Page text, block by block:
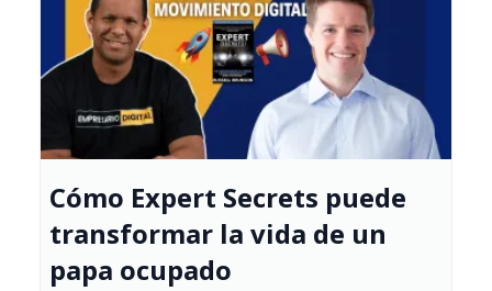
Cómo Expert Secrets puede
transformar la vida de un
papa ocupado